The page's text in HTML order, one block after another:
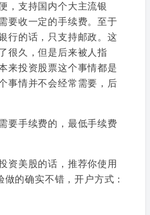
，支持国内个大主流银
要收一定的手续费。至于
行的话，只支持邮政。这
很久，但是后来被人指
来投资股票这个事情都是
事情并不会经常需要，后
要手续费的，最低手续费
资美股的话，推荐你使用
的确实不错，开户方式：